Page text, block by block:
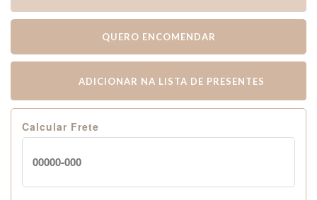
QUERO ENCOMENDAR
ADICIONAR NA LISTA DE PRESENTES
Calcular Frete